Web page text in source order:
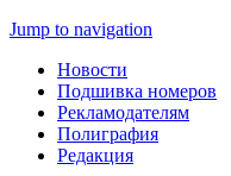
Jump to navigation
Новости
Подшивка номеров
Рекламодателям
Полиграфия
Редакция